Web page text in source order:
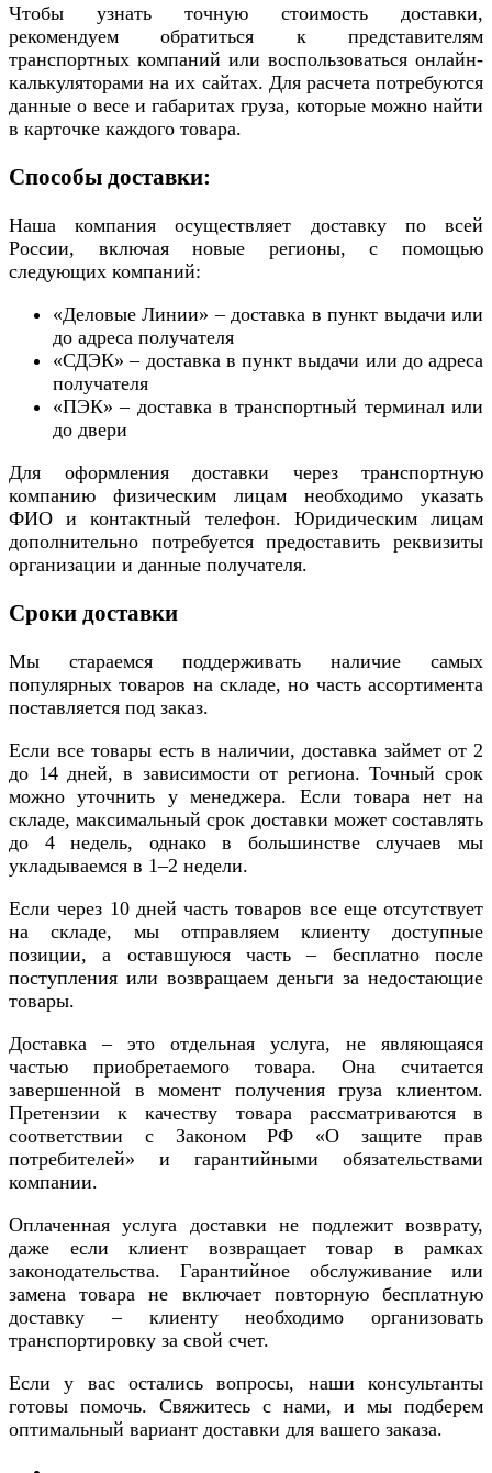
Чтобы узнать точную стоимость доставки,
рекомендуем обратиться к представителям
транспортных компаний или воспользоваться онлайн-
калькуляторами на их сайтах. Для расчета потребуются
данные о весе и габаритах груза, которые можно найти
в карточке каждого товара.
Способы доставки:
Наша компания осуществляет доставку по всей
России, включая новые регионы, с помощью
следующих компаний:
«Деловые Линии» – доставка в пункт выдачи или
до адреса получателя
«СДЭК» – доставка в пункт выдачи или до адреса
получателя
«ПЭК» – доставка в транспортный терминал или
до двери
Для оформления доставки через транспортную
компанию физическим лицам необходимо указать
ФИО и контактный телефон. Юридическим лицам
дополнительно потребуется предоставить реквизиты
организации и данные получателя.
Сроки доставки
Мы стараемся поддерживать наличие самых
популярных товаров на складе, но часть ассортимента
поставляется под заказ.
Если все товары есть в наличии, доставка займет от 2
до 14 дней, в зависимости от региона. Точный срок
можно уточнить у менеджера. Если товара нет на
складе, максимальный срок доставки может составлять
до 4 недель, однако в большинстве случаев мы
укладываемся в 1–2 недели.
Если через 10 дней часть товаров все еще отсутствует
на складе, мы отправляем клиенту доступные
позиции, а оставшуюся часть – бесплатно после
поступления или возвращаем деньги за недостающие
товары.
Доставка – это отдельная услуга, не являющаяся
частью приобретаемого товара. Она считается
завершенной в момент получения груза клиентом.
Претензии к качеству товара рассматриваются в
соответствии с Законом РФ «О защите прав
потребителей» и гарантийными обязательствами
компании.
Оплаченная услуга доставки не подлежит возврату,
даже если клиент возвращает товар в рамках
законодательства. Гарантийное обслуживание или
замена товара не включает повторную бесплатную
доставку – клиенту необходимо организовать
транспортировку за свой счет.
Если у вас остались вопросы, наши консультанты
готовы помочь. Свяжитесь с нами, и мы подберем
оптимальный вариант доставки для вашего заказа.